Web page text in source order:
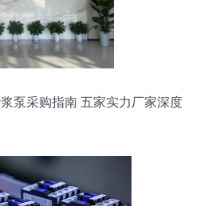
泵采购指南 五家实力厂家深度